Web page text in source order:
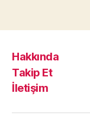
Hakkında
Takip Et
İletişim